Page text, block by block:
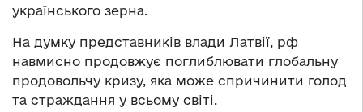
українського зерна.
На думку представників влади Латвії, рф
навмисно продовжує поглиблювати глобальну
продовольчу кризу, яка може спричинити голод
та страждання у всьому світі.